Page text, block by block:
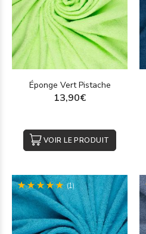
Éponge Vert Pistache
13,90€
VOIR LE PRODUIT
(1)